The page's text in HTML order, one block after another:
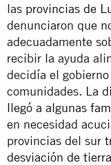
las provincias de
denunciaron que
adecuadamente
recibir la ayuda
decidía el
comunidades. La
llegó a algunas
en necesidad
provincias del sur
desviación de